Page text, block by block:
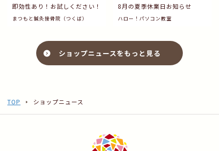
即効性あり！お試しください！
まつもと鍼灸接骨院（つくば）
8月の夏季休業日お知らせ
ハロー！パソコン教室
ショップニュースをもっと見る
TOP ショップニュース